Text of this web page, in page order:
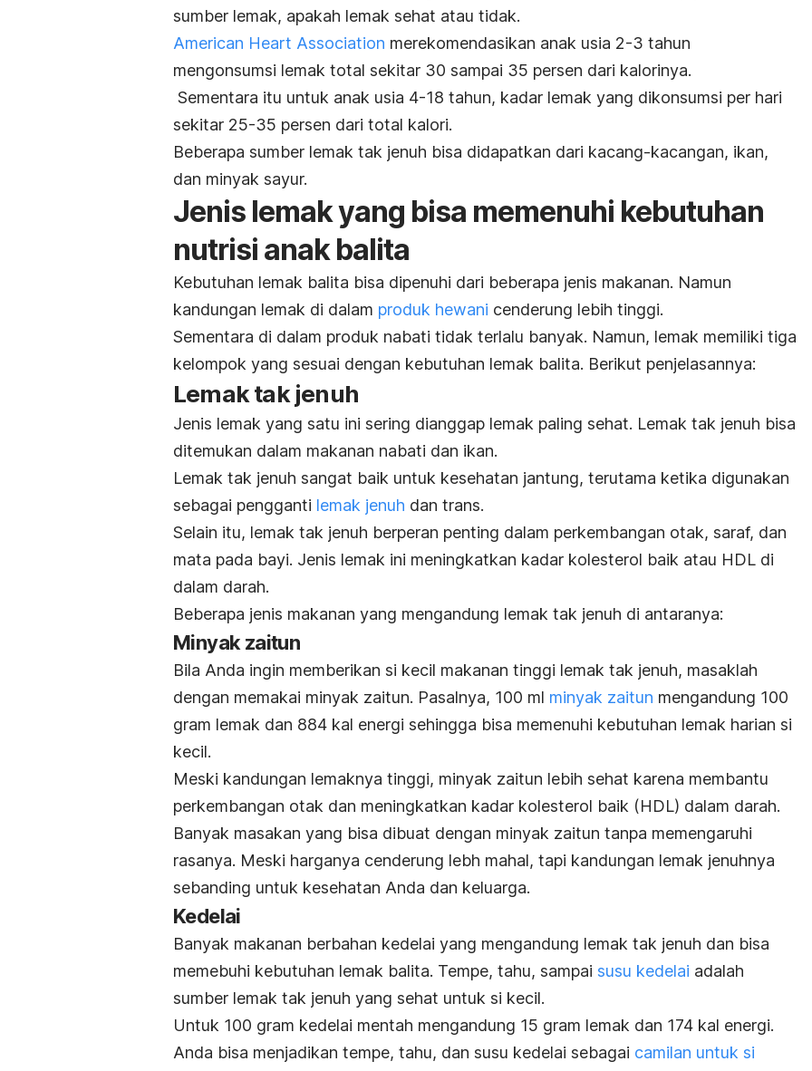
sumber lemak, apakah lemak sehat atau tidak.
American Heart Association merekomendasikan anak usia 2-3 tahun
mengonsumsi lemak total sekitar 30 sampai 35 persen dari kalorinya.
Sementara itu untuk anak usia 4-18 tahun, kadar lemak yang dikonsumsi per hari
sekitar 25-35 persen dari total kalori.
Beberapa sumber lemak tak jenuh bisa didapatkan dari kacang-kacangan, ikan,
dan minyak sayur.
Jenis lemak yang bisa memenuhi kebutuhan
nutrisi anak balita
Kebutuhan lemak balita bisa dipenuhi dari beberapa jenis makanan. Namun
kandungan lemak di dalam produk hewani cenderung lebih tinggi.
Sementara di dalam produk nabati tidak terlalu banyak. Namun, lemak memiliki tiga
kelompok yang sesuai dengan kebutuhan lemak balita. Berikut penjelasannya:
Lemak tak jenuh
Jenis lemak yang satu ini sering dianggap lemak paling sehat. Lemak tak jenuh bisa
ditemukan dalam makanan nabati dan ikan.
Lemak tak jenuh sangat baik untuk kesehatan jantung, terutama ketika digunakan
sebagai pengganti lemak jenuh dan trans.
Selain itu, lemak tak jenuh berperan penting dalam perkembangan otak, saraf, dan
mata pada bayi. Jenis lemak ini meningkatkan kadar kolesterol baik atau HDL di
dalam darah.
Beberapa jenis makanan yang mengandung lemak tak jenuh di antaranya:
Minyak zaitun
Bila Anda ingin memberikan si kecil makanan tinggi lemak tak jenuh, masaklah
dengan memakai minyak zaitun. Pasalnya, 100 ml minyak zaitun mengandung 100
gram lemak dan 884 kal energi sehingga bisa memenuhi kebutuhan lemak harian si
kecil.
Meski kandungan lemaknya tinggi, minyak zaitun lebih sehat karena membantu
perkembangan otak dan meningkatkan kadar kolesterol baik (HDL) dalam darah.
Banyak masakan yang bisa dibuat dengan minyak zaitun tanpa memengaruhi
rasanya. Meski harganya cenderung lebh mahal, tapi kandungan lemak jenuhnya
sebanding untuk kesehatan Anda dan keluarga.
Kedelai
Banyak makanan berbahan kedelai yang mengandung lemak tak jenuh dan bisa
memebuhi kebutuhan lemak balita. Tempe, tahu, sampai susu kedelai adalah
sumber lemak tak jenuh yang sehat untuk si kecil.
Untuk 100 gram kedelai mentah mengandung 15 gram lemak dan 174 kal energi.
Anda bisa menjadikan tempe, tahu, dan susu kedelai sebagai camilan untuk si